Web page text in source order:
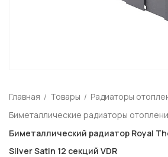
Главная Товары
Радиаторы
Биметаллические радиаторы
Биметаллический радиатор Royal
Silver Satin 12 секций VDR